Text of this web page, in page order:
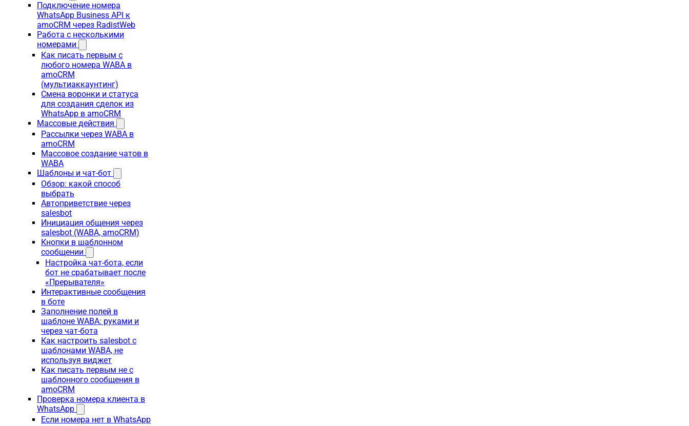
Подключение номера
WhatsApp Business API к
amoCRM через RadistWeb
Работа с несколькими
номерами
Как писать первым с
любого номера WABA в
amoCRM
(мультиаккаунтинг)
Смена воронки и статуса
для создания сделок из
WhatsApp в amoCRM
Массовые действия
Рассылки через WABA в
amoCRM
Массовое создание чатов в
WABA
Шаблоны и чат-бот
Обзор: какой способ
выбрать
Автоприветствие через
salesbot
Инициация общения через
salesbot (WABA, amoCRM)
Кнопки в шаблонном
сообщении
Настройка чат-бота, если
бот не срабатывает после
«Прерывателя»
Интерактивные сообщения
в боте
Заполнение полей в
шаблоне WABA: руками и
через чат-бота
Как настроить salesbot с
шаблонами WABA, не
используя виджет
Как писать первым не с
шаблонного сообщения в
amoCRM
Проверка номера клиента в
WhatsApp
Если номера нет в WhatsApp